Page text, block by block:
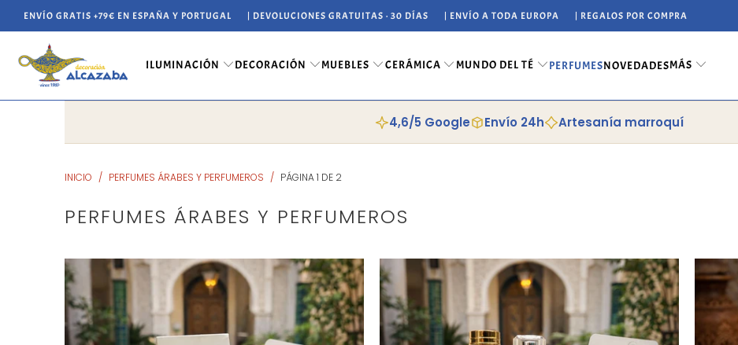
ENVÍO GRATIS +79€ EN ESPAÑA Y PORTUGAL | DEVOLUCIONES GRATUITAS · 30 DÍAS | ENVÍO A TODA EUROPA | REGALOS POR COMPRA
ILUMINACIÓN DECORACIÓN MUEBLES CERÁMICA MUNDO DEL TÉ PERFUMESNOVEDADESMÁS
4,6/5 Google Envío 24h Artesanía marroquí
INICIO / PERFUMES ÁRABES Y PERFUMEROS / PÁGINA 1 DE 2
PERFUMES ÁRABES Y PERFUMEROS